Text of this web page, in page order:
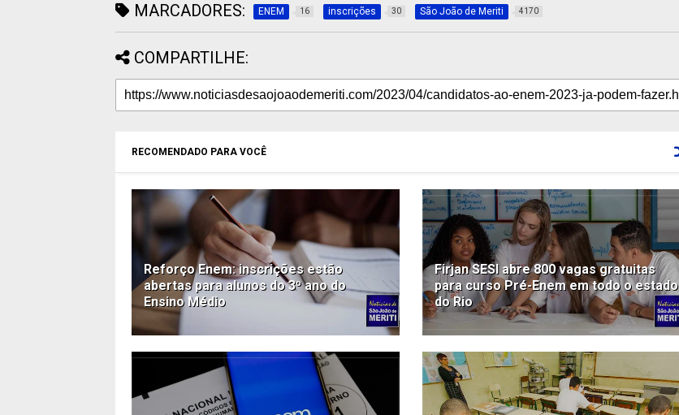
MARCADORES: ENEM 16 inscrições 30 São João de Meriti 4170
COMPARTILHE:
RECOMENDADO PARA VOCÊ
Reforço Enem: inscrições estão
abertas para alunos do 3º ano do
Ensino Médio
Firjan SESI abre 800 vagas gratuitas
para curso Pré-Enem em todo o estado
do Rio